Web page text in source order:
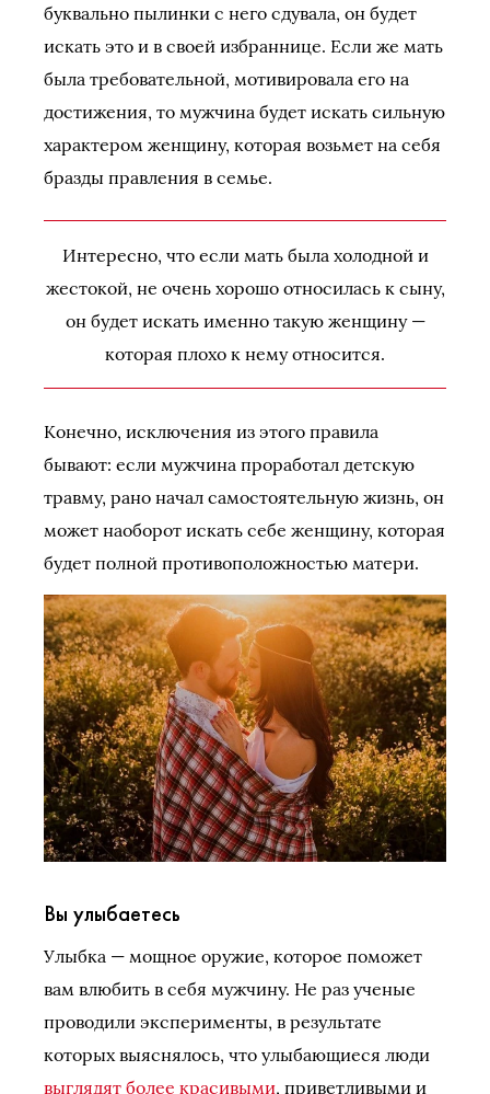
буквально пылинки с него сдувала, он будет
искать это и в своей избраннице. Если же мать
была требовательной, мотивировала его на
достижения, то мужчина будет искать сильную
характером женщину, которая возьмет на себя
бразды правления в семье.
Интересно, что если мать была холодной и
жестокой, не очень хорошо относилась к сыну,
он будет искать именно такую женщину —
которая плохо к нему относится.
Конечно, исключения из этого правила
бывают: если мужчина проработал детскую
травму, рано начал самостоятельную жизнь, он
может наоборот искать себе женщину, которая
будет полной противоположностью матери.
Вы улыбаетесь
Улыбка — мощное оружие, которое поможет
вам влюбить в себя мужчину. Не раз ученые
проводили эксперименты, в результате
которых выяснялось, что улыбающиеся люди
выглядят более красивыми, приветливыми и